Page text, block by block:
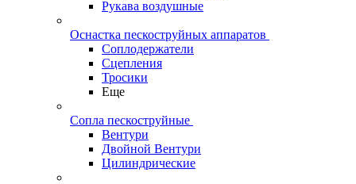
Рукава воздушные
Оснастка пескоструйных аппаратов
Соплодержатели
Сцепления
Тросики
Еще
Сопла пескоструйные
Вентури
Двойной Вентури
Цилиндрические